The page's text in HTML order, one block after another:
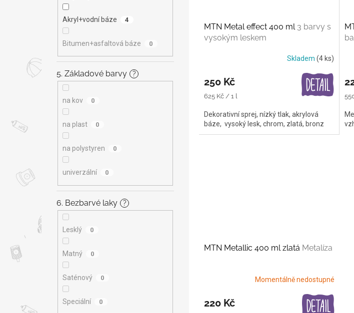
Akryl+vodní báze 4
Bitumen+asfaltová báze 0
5. Základové barvy ?
na kov 0
na plast 0
na polystyren 0
univerzální 0
6. Bezbarvé laky ?
Lesklý 0
Matný 0
Saténový 0
Speciální 0
MTN Metal effect 400 ml 3 barvy s
vysokým leskem
Skladem (4 ks)
250 Kč
Měrná
625 Kč / 1 l
Dekorativní sprej, nízký tlak, akrylová
báze, vysoký lesk, chrom, zlatá, bronz
MTN Metallic 400 ml zlatá Metalíza
Momentálně nedostupné
220 Kč